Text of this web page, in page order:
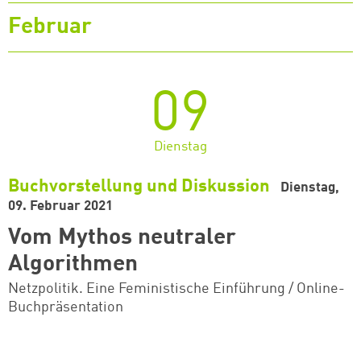
Februar
09
Dienstag
Buchvorstellung und Diskussion
Dienstag,
09. Februar 2021
Vom Mythos neutraler
Algorithmen
Netzpolitik. Eine Feministische Einführung / Online-
Buchpräsentation